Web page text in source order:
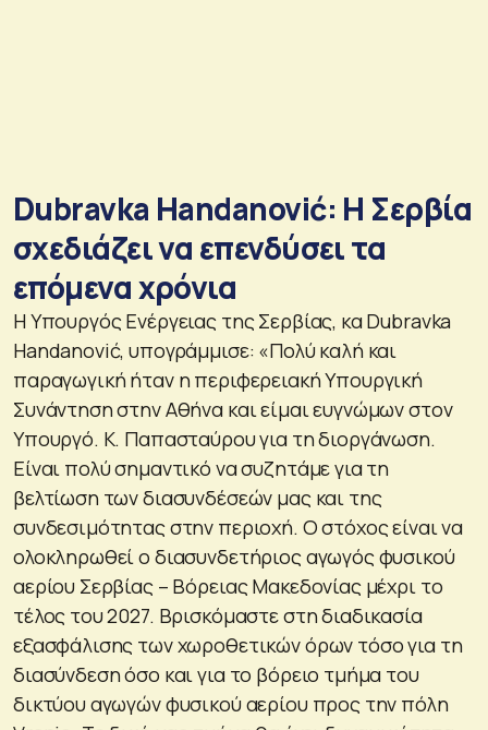
Dubravka Handanović: Η Σερβία
σχεδιάζει να επενδύσει τα
επόμενα χρόνια
Η Υπουργός Ενέργειας της Σερβίας, κα Dubravka
Handanović, υπογράμμισε: «Πολύ καλή και
παραγωγική ήταν η περιφερειακή Υπουργική
Συνάντηση στην Αθήνα και είμαι ευγνώμων στον
Υπουργό. Κ. Παπασταύρου για τη διοργάνωση.
Είναι πολύ σημαντικό να συζητάμε για τη
βελτίωση των διασυνδέσεών μας και της
συνδεσιμότητας στην περιοχή. Ο στόχος είναι να
ολοκληρωθεί ο διασυνδετήριος αγωγός φυσικού
αερίου Σερβίας – Βόρειας Μακεδονίας μέχρι το
τέλος του 2027. Βρισκόμαστε στη διαδικασία
εξασφάλισης των χωροθετικών όρων τόσο για τη
διασύνδεση όσο και για το βόρειο τμήμα του
δικτύου αγωγών φυσικού αερίου προς την πόλη